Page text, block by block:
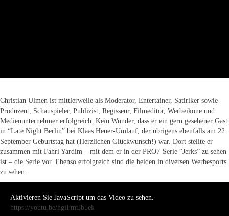
Christian Ulmen ist mittlerweile als Moderator, Entertainer, Satiriker sowie
Produzent, Schauspieler, Publizist, Regisseur, Filmeditor, Werbeikone und
Medienunternehmer erfolgreich. Kein Wunder, dass er ein gern gesehener Gast
in “Late Night Berlin” bei Klaas Heuer-Umlauf, der übrigens ebenfalls am 22.
September Geburtstag hat (Herzlichen Glückwunsch!) war. Dort stellte er
zusammen mit Fahri Yardim – mit dem er in der PRO7-Serie “Jerks” zu sehen
ist – die Serie vor. Ebenso erfolgreich sind die beiden in diversen Werbesports
zu sehen.
Aktivieren Sie JavaScript um das Video zu sehen.
https://youtu.be/hgiFmtJb5ek